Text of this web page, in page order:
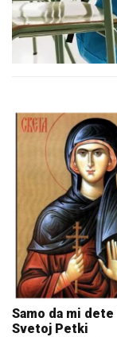
Samo da mi
Svetoj Petki